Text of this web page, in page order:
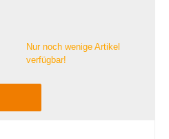
Nur noch wenige Artikel
verfügbar!